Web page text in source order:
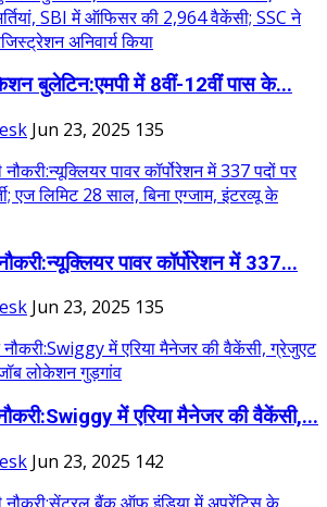
बुलेटिन:एमपी में 8वीं-12वीं पास के...
Jun 23, 2025 135
पावर कॉर्पोरेशन में 337...
Jun 23, 2025 135
में एरिया मैनेजर की वैकेंसी,...
Jun 23, 2025 142